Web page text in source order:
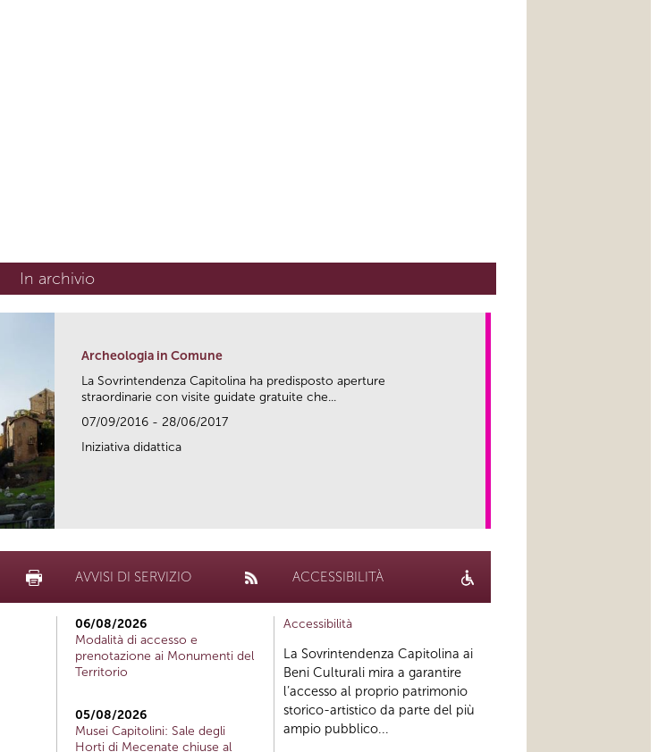
In archivio
Archeologia in Comune
La Sovrintendenza Capitolina ha predisposto aperture
straordinarie con visite guidate gratuite che...
07/09/2016 - 28/06/2017
Iniziativa didattica
AVVISI DI SERVIZIO
06/08/2026
Modalità di accesso e
prenotazione ai Monumenti del
Territorio
05/08/2026
Musei Capitolini: Sale degli
Horti di Mecenate chiuse al
ACCESSIBILITÀ
Accessibilità
La Sovrintendenza Capitolina ai
Beni Culturali mira a garantire
l’accesso al proprio patrimonio
storico-artistico da parte del più
ampio pubblico...